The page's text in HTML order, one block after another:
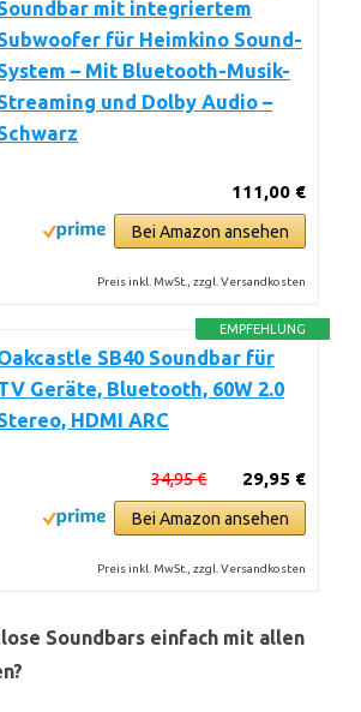
mit integriertem
für Heimkino Sound-
– Mit Bluetooth-Musik-
und Dolby Audio –
111,00 €
Bei Amazon ansehen
Preis inkl. MwSt., zzgl. Versandkosten
EMPFEHLUNG
SB40 Soundbar für
Geräte, Bluetooth, 60W 2.0
HDMI ARC
29,95 €
34,95 €
Bei Amazon ansehen
Preis inkl. MwSt., zzgl. Versandkosten
Soundbars einfach mit allen